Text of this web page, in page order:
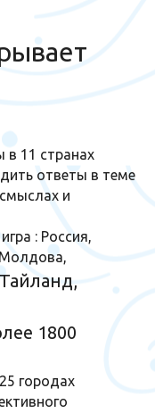
в 11 странах
ответы в теме
и
: Россия,
1800
городах